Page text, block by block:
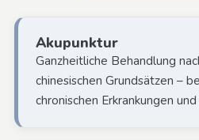
Akupunktur
Ganzheitliche Behandlung
chinesischen Grundsätzen –
chronischen Erkrankungen